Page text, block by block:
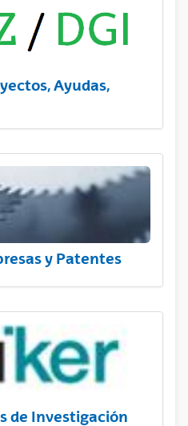
Ayudas,
y Patentes
de Investigación